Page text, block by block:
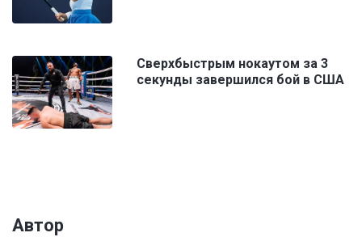
Сверхбыстрым нокаутом за 3
секунды завершился бой в США
Автор